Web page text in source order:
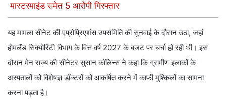
मास्टरमाइंड समेत 5 आरोपी गिरफ्तार
यह मामला सीनेट की एप्रोप्रिएशंस उपसमिति की सुनवाई के दौरान उठा, जहां
होमलैंड सिक्योरिटी विभाग के वित्त वर्ष 2027 के बजट पर चर्चा हो रही थी। इस
दौरान मेन राज्य की सीनेटर सुसान कॉलिन्स ने कहा कि ग्रामीण इलाकों के
अस्पतालों को विशेषज्ञ डॉक्टरों को आकर्षित करने में काफी मुश्किलों का सामना
करना पड़ता है।